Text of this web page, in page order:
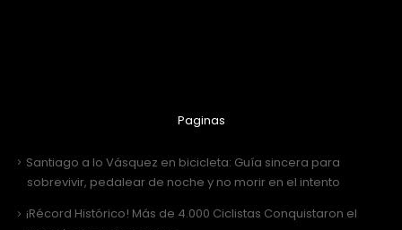
Paginas
Santiago a lo Vásquez en bicicleta: Guía sincera para
sobrevivir, pedalear de noche y no morir en el intento
¡Récord Histórico! Más de 4.000 Ciclistas Conquistaron el